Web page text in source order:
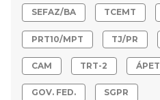
SEFAZ/BA TCEMT
PRT10/MPT TJ/PR
CAM TRT-2 ÁPET
GOV. FED. SGPR